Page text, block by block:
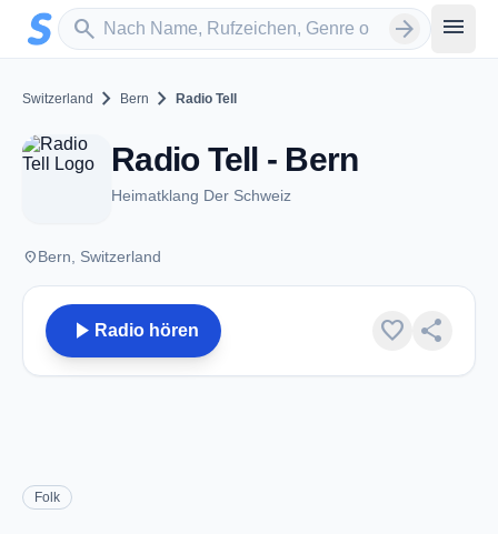
Zum Hauptinhalt springen
search
Sender suchen arrow_forward menu
Switzerland chevron_right Bern chevron_right Radio Tell
Radio Tell - Bern
Heimatklang Der Schweiz
placeBern, Switzerland
play_arrow Radio hören favorite share
Folk